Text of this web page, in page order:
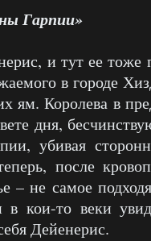
Гарпии»
и тут ее тоже
в городе
ям. Королева в
дня,
убивая
после
– не самое
кои-то веки
Дейенерис.